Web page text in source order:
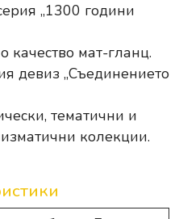
„1300 години
качество мат-гланц.
девиз „Съединението
тематични и
колекции.